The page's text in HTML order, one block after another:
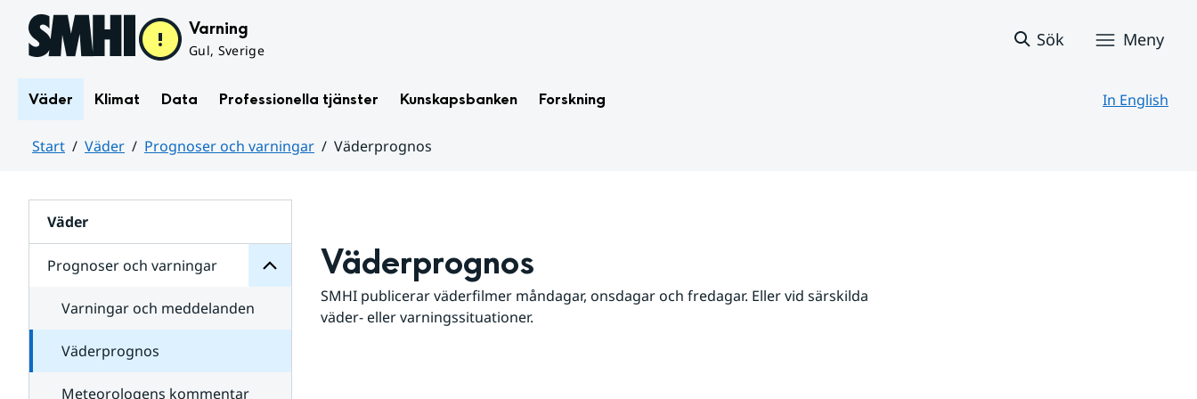
Hoppa till sidans innehåll Varning
Gul, Sverige
Sök Meny
Väder Klimat Data Professionella tjänster Kunskapsbanken Forskning In English
Start Väder Prognoser och varningar
Väderprognos
Väder
Prognoser och varningar
för
varningar
Varningar och meddelanden
Väderprognos
Meteorologens kommentar
Väderprognos
SMHI publicerar väderfilmer måndagar, onsdagar och fredagar. Eller vid särskilda
väder- eller varningssituationer.